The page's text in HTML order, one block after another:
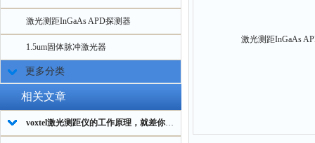
激光测距InGaAs APD探测器
1.5um固体脉冲激光器
更多分类
相关文章
voxtel激光测距仪的工作原理，就差你不知道了